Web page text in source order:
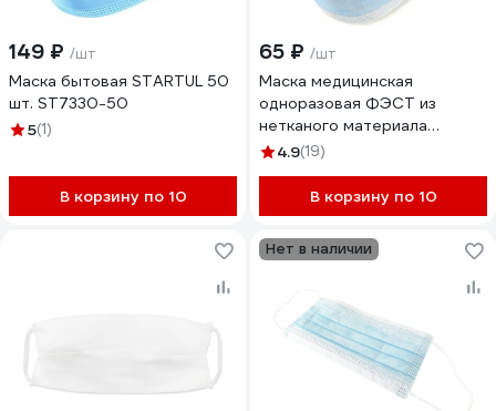
149 ₽ /шт
Маска бытовая STARTUL 50
шт. ST7330-50
5(1)
В корзину по 10
65 ₽ /шт
Маска медицинская
одноразовая ФЭСТ из
нетканого материала
нестерильная №10
4.9(19)
В корзину по 10
Нет в наличии